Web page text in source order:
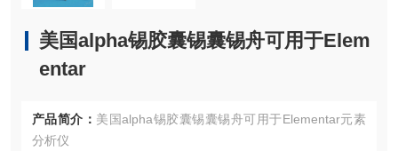
美国alpha锡胶囊锡囊锡舟可用于Elem
entar
产品简介： 美国alpha锡胶囊锡囊锡舟可用于Elementar元素
分析仪